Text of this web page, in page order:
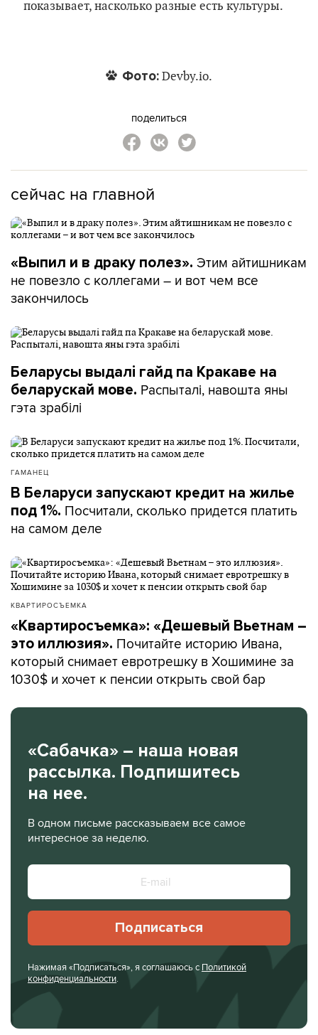
показывает, насколько разные есть культуры.
Фото: Devby.io.
поделиться
сейчас на главной
«Выпил и в драку полез». Этим айтишникам
не повезло с коллегами – и вот чем все
закончилось
Беларусы выдалі гайд па Кракаве на
беларускай мове. Распыталі, навошта яны
гэта зрабілі
ГАМАНЕЦ
В Беларуси запускают кредит на жилье
под 1%. Посчитали, сколько придется платить
на самом деле
КВАРТИРОСЪЕМКА
«Квартиросъемка»: «Дешевый Вьетнам –
это иллюзия». Почитайте историю Ивана,
который снимает евротрешку в Хошимине за
1030$ и хочет к пенсии открыть свой бар
«Сабачка» – наша новая
рассылка. Подпишитесь
на нее.
В одном письме рассказываем все самое
интересное за неделю.
Подписаться
Нажимая «Подписаться», я соглашаюсь с Политикой
конфиденциальности.